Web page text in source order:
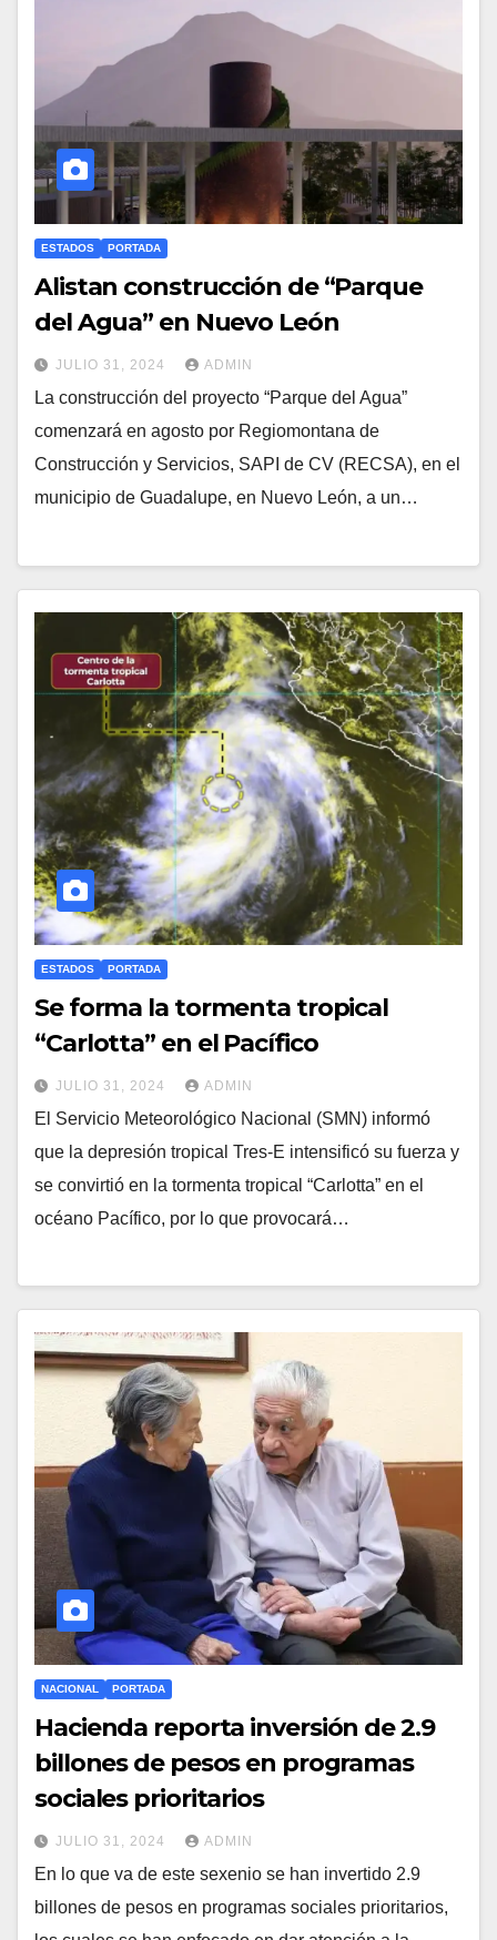
ESTADOS PORTADA
Alistan construcción de “Parque
del Agua” en Nuevo León
JULIO 31, 2024 ADMIN
La construcción del proyecto “Parque del Agua”
comenzará en agosto por Regiomontana de
Construcción y Servicios, SAPI de CV (RECSA), en el
municipio de Guadalupe, en Nuevo León, a un…
ESTADOS PORTADA
Se forma la tormenta tropical
“Carlotta” en el Pacífico
JULIO 31, 2024 ADMIN
El Servicio Meteorológico Nacional (SMN) informó
que la depresión tropical Tres-E intensificó su fuerza y
se convirtió en la tormenta tropical “Carlotta” en el
océano Pacífico, por lo que provocará…
NACIONAL PORTADA
Hacienda reporta inversión de 2.9
billones de pesos en programas
sociales prioritarios
JULIO 31, 2024 ADMIN
En lo que va de este sexenio se han invertido 2.9
billones de pesos en programas sociales prioritarios,